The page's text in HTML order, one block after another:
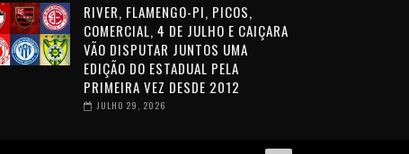
RIVER, FLAMENGO-PI, PICOS,
COMERCIAL, 4 DE JULHO E CAIÇARA
VÃO DISPUTAR JUNTOS UMA
EDIÇÃO DO ESTADUAL PELA
PRIMEIRA VEZ DESDE 2012
JULHO 29, 2026